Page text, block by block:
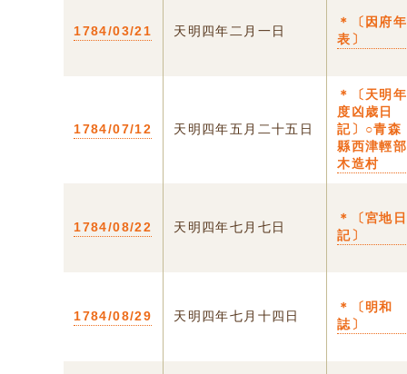
1784/03/21 天明四年二月一日
＊〔因府年
表〕
1784/07/12 天明四年五月二十五日
＊〔天明年
度凶歳日
記〕○青森
縣西津輕部
木造村
1784/08/22 天明四年七月七日
＊〔宮地日
記〕
1784/08/29 天明四年七月十四日
＊〔明和
誌〕